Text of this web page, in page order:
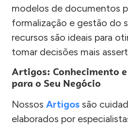
modelos de documentos
formalização e gestão do
recursos são ideais para
tomar decisões mais
Artigos: Conhecimento
para o Seu Negócio
Nossos Artigos são
elaborados por